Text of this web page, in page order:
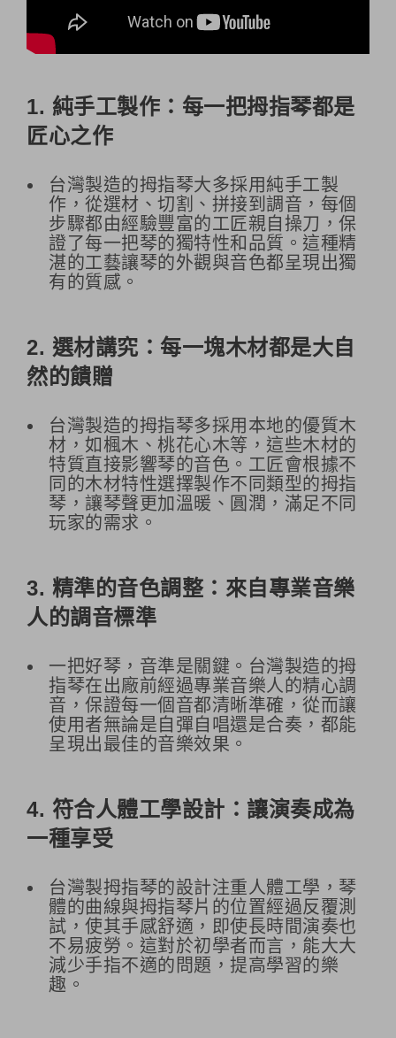
1. 純手工製作：每一把拇指琴都是
匠心之作
台灣製造的拇指琴大多採用純手工製
作，從選材、切割、拼接到調音，每個
步驟都由經驗豐富的工匠親自操刀，保
證了每一把琴的獨特性和品質。這種精
湛的工藝讓琴的外觀與音色都呈現出獨
有的質感。
2. 選材講究：每一塊木材都是大自
然的饋贈
台灣製造的拇指琴多採用本地的優質木
材，如楓木、桃花心木等，這些木材的
特質直接影響琴的音色。工匠會根據不
同的木材特性選擇製作不同類型的拇指
琴，讓琴聲更加溫暖、圓潤，滿足不同
玩家的需求。
3. 精準的音色調整：來自專業音樂
人的調音標準
一把好琴，音準是關鍵。台灣製造的拇
指琴在出廠前經過專業音樂人的精心調
音，保證每一個音都清晰準確，從而讓
使用者無論是自彈自唱還是合奏，都能
呈現出最佳的音樂效果。
4. 符合人體工學設計：讓演奏成為
一種享受
台灣製拇指琴的設計注重人體工學，琴
體的曲線與拇指琴片的位置經過反覆測
試，使其手感舒適，即使長時間演奏也
不易疲勞。這對於初學者而言，能大大
減少手指不適的問題，提高學習的樂
趣。